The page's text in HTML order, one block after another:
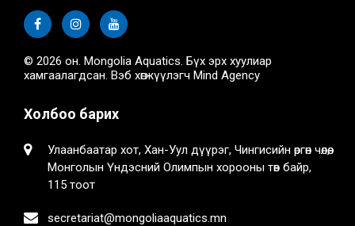
© 2026 он. Mongolia Aquatics. Бүх эрх хуулиар
хамгаалагдсан. Вэб хөгжүүлэгч Mind Agency
Холбоо барих
Улаанбаатар хот, Хан-Уул дүүрэг, Чингисийн өргөн чөлөө,
Монголын Үндэсний Олимпын хорооны төв байр,
115 тоот
secretariat@mongoliaaquatics.mn